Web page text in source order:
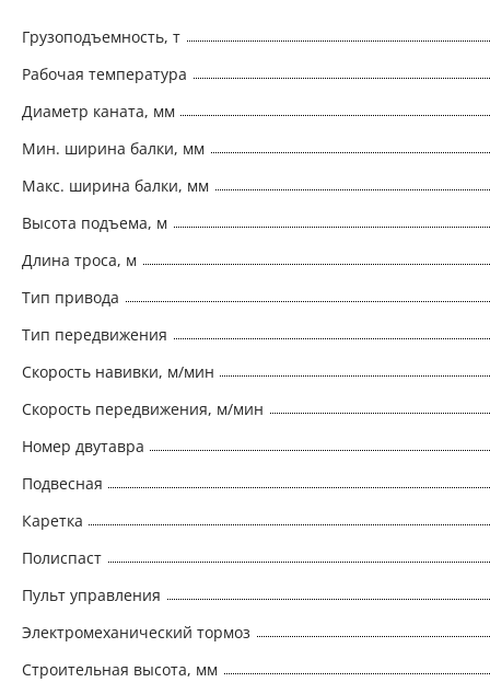
Грузоподъемность, т
Рабочая температура
Диаметр каната, мм
Мин. ширина балки, мм
Макс. ширина балки, мм
Высота подъема, м
Длина троса, м
Тип привода
Тип передвижения
Скорость навивки, м/мин
Скорость передвижения, м/мин
Номер двутавра
Подвесная
Каретка
Полиспаст
Пульт управления
Электромеханический тормоз
Строительная высота, мм